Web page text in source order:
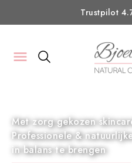
VerzendenNLgratis

Met zorg gekozen
Professionele &
in balans te brengen
Professionele skincare
Gerichte huidverbetering
ONTDEK KRX